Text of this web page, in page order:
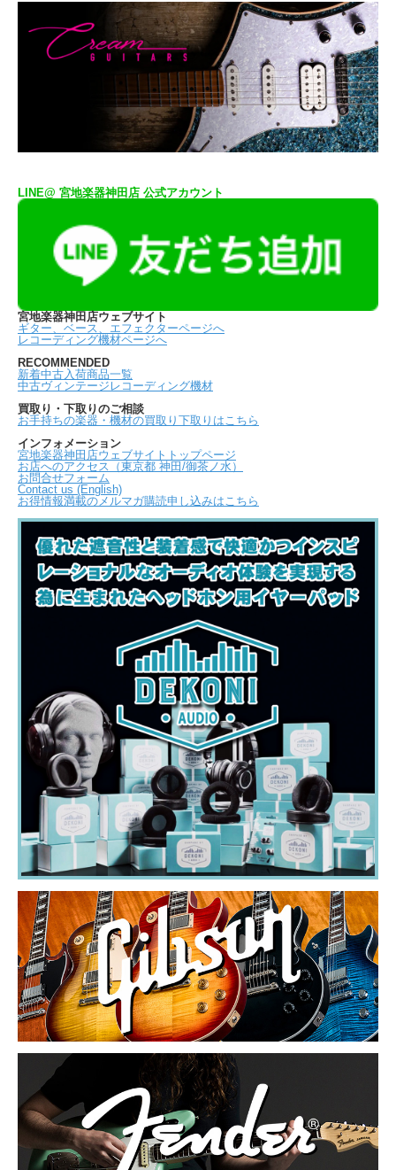
LINE@ 宮地楽器神田店 公式アカウント
宮地楽器神田店ウェブサイト
ギター、ベース、エフェクターページへ
レコーディング機材ページへ
RECOMMENDED
新着中古入荷商品一覧
中古ヴィンテージレコーディング機材
買取り・下取りのご相談
お手持ちの楽器・機材の買取り下取りはこちら
インフォメーション
宮地楽器神田店ウェブサイトトップページ
お店へのアクセス（東京都 神田/御茶ノ水）
お問合せフォーム
Contact us (English)
お得情報満載のメルマガ購読申し込みはこちら